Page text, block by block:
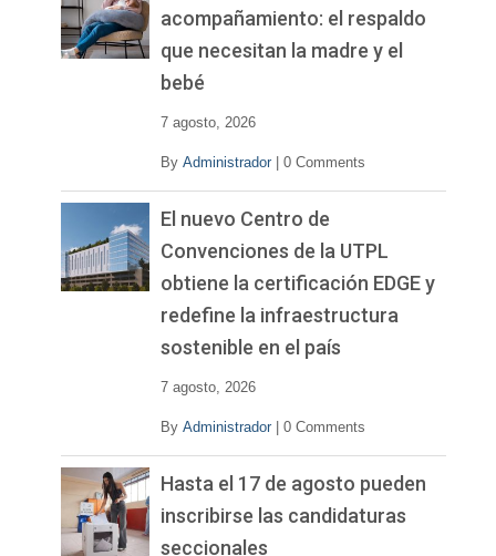
acompañamiento: el respaldo
que necesitan la madre y el
bebé
7 agosto, 2026
By Administrador 0 Comments
El nuevo Centro de
Convenciones de la UTPL
obtiene la certificación EDGE y
redefine la infraestructura
sostenible en el país
7 agosto, 2026
By Administrador 0 Comments
Hasta el 17 de agosto pueden
inscribirse las candidaturas
seccionales